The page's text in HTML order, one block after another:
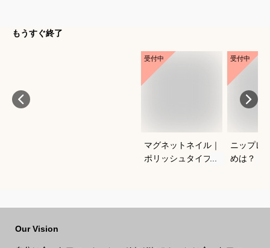
もうすぐ終了
受付中
マグネットネイル｜
ポリッシュタイプで
受付中
ニップレ
めは？
Our Vision